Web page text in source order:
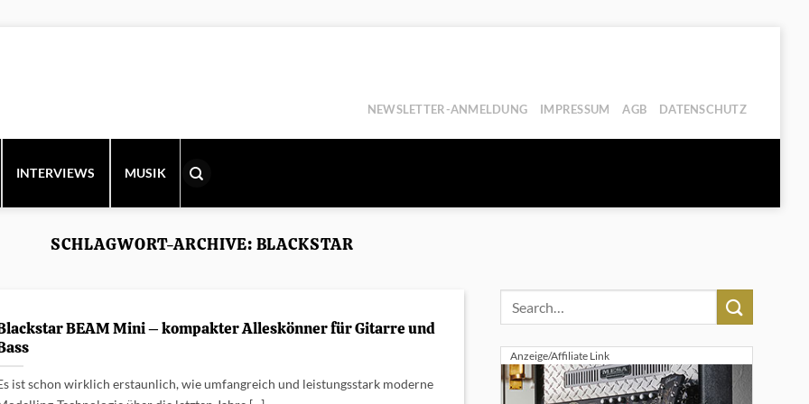
NEWSLETTER-ANMELDUNG IMPRESSUM AGB DATENSCHUTZ
INTERVIEWS MUSIK
SCHLAGWORT-ARCHIVE: BLACKSTAR
BEAM Mini – kompakter Alleskönner für Gitarre und
ist schon wirklich erstaunlich, wie umfangreich und leistungsstark moderne
Anzeige/Affiliate Link